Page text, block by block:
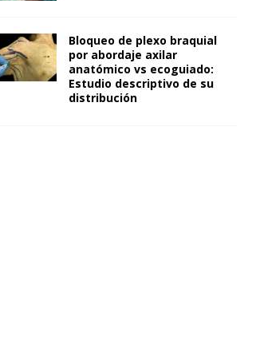
Bloqueo de plexo braquial
por abordaje axilar
anatómico vs ecoguiado:
Estudio descriptivo de su
distribución